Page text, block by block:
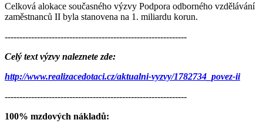
Celková alokace současného výzvy Podpora odborného vzdělávání
zaměstnanců II byla stanovena na 1. miliardu korun.
--------------------------------------------------------------
Celý text výzvy naleznete zde:
http://www.realizacedotaci.cz/aktualni-vyzvy/1782734_povez-ii
--------------------------------------------------------------
100% mzdových nákladů: